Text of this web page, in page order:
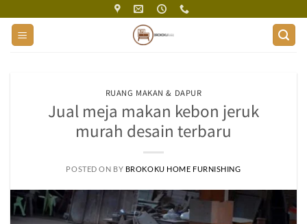
content
RUANG MAKAN & DAPUR
Jual meja makan kebon jeruk
murah desain terbaru
POSTED ON BY BROKOKU HOME FURNISHING